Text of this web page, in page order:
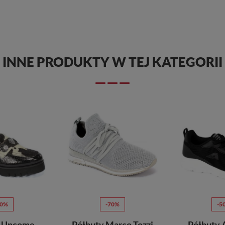
INNE PRODUKTY W TEJ KATEGORII
-70% -